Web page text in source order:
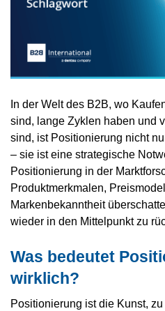
In der Welt des B2B, wo
sind, lange Zyklen haben und
sind, ist Positionierung nicht
– sie ist eine strategische
Positionierung in der
Produktmerkmalen,
Markenbekanntheit
wieder in den Mittelpunkt zu
Was bedeutet
wirklich?
Positionierung ist die Kunst,